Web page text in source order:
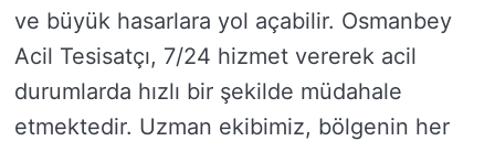
ve büyük hasarlara yol açabilir. Osmanbey
Acil Tesisatçı, 7/24 hizmet vererek acil
durumlarda hızlı bir şekilde müdahale
etmektedir. Uzman ekibimiz, bölgenin her